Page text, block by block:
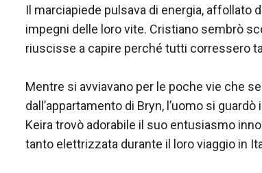
Il marciapiede pulsava di energia,
impegni delle loro vite. Cristiano sembrò
riuscisse a capire perché tutti corressero
Mentre si avviavano per le poche vie che
dall’appartamento di Bryn, l’uomo si
Keira trovò adorabile il suo entusiasmo
tanto elettrizzata durante il loro viaggio in